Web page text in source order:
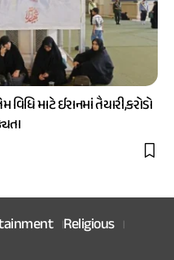
માટે ઈરાનમાં તૈયારી,કરોડો
Religious